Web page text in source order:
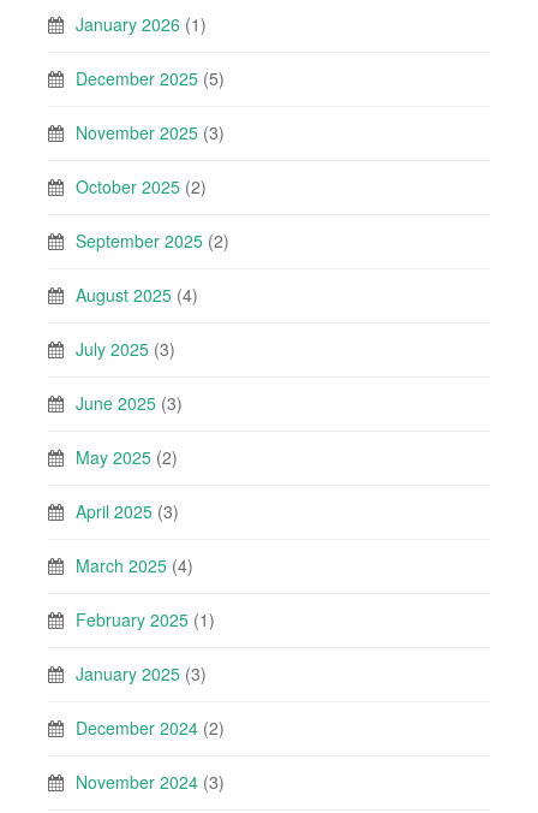
January 2026 (1)
December 2025 (5)
November 2025 (3)
October 2025 (2)
September 2025 (2)
August 2025 (4)
July 2025 (3)
June 2025 (3)
May 2025 (2)
April 2025 (3)
March 2025 (4)
February 2025 (1)
January 2025 (3)
December 2024 (2)
November 2024 (3)